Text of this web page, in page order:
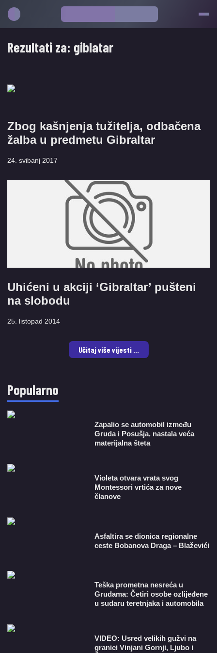
Rezultati za: giblatar
Zbog kašnjenja tužitelja, odbačena
žalba u predmetu Gibraltar
24. svibanj 2017
Uhićeni u akciji ‘Gibraltar’ pušteni
na slobodu
25. listopad 2014
Učitaj više vijesti ...
Popularno
Zapalio se automobil između
Gruda i Posušja, nastala veća
materijalna šteta
Violeta otvara vrata svog
Montessori vrtića za nove
članove
Asfaltira se dionica regionalne
ceste Bobanova Draga – Blaževići
Teška prometna nesreća u
Grudama: Četiri osobe ozlijeđene
u sudaru teretnjaka i automobila
VIDEO: Usred velikih gužvi na
granici Vinjani Gornji, Ljubo i